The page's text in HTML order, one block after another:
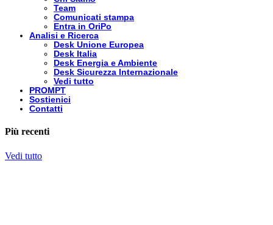
Team
Comunicati stampa
Entra in OriPo
Analisi e Ricerca
Desk Unione Europea
Desk Italia
Desk Energia e Ambiente
Desk Sicurezza Internazionale
Vedi tutto
PROMPT
Sostienici
Contatti
Più recenti
Vedi tutto